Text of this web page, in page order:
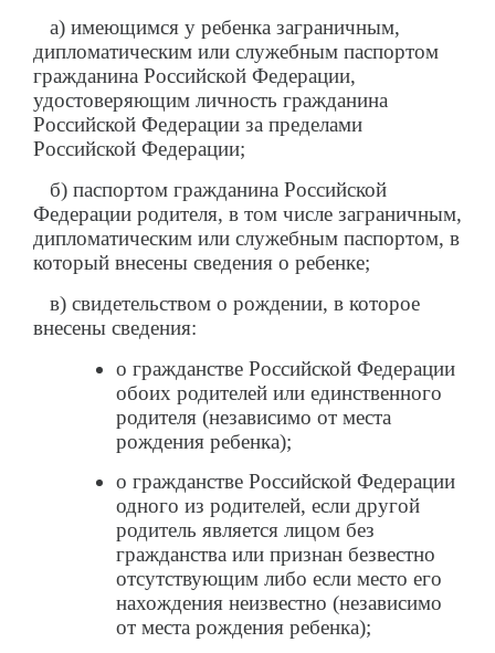
а) имеющимся у ребенка заграничным,
дипломатическим или служебным паспортом
гражданина Российской Федерации,
удостоверяющим личность гражданина
Российской Федерации за пределами
Российской Федерации;
б) паспортом гражданина Российской
Федерации родителя, в том числе заграничным,
дипломатическим или служебным паспортом, в
который внесены сведения о ребенке;
в) свидетельством о рождении, в которое
внесены сведения:
о гражданстве Российской Федерации
обоих родителей или единственного
родителя (независимо от места
рождения ребенка);
о гражданстве Российской Федерации
одного из родителей, если другой
родитель является лицом без
гражданства или признан безвестно
отсутствующим либо если место его
нахождения неизвестно (независимо
от места рождения ребенка);